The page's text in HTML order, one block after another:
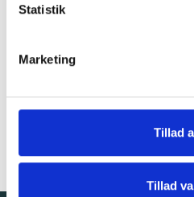
Statistik
Marketing
Tillad
Tillad
Tidspunkt:
Koncert på Rådhustorvet
Koncert op Rådhustorvet